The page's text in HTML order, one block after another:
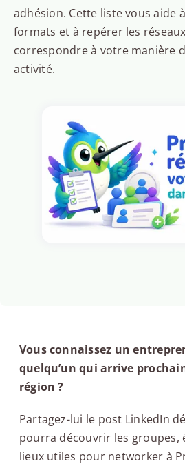
adhésion. Cette liste vous aide
formats et à repérer les
correspondre à votre manière
activité.
Vous connaissez un
quelqu’un qui arrive
région ?
Partagez-lui le post LinkedIn
pourra découvrir les groupes,
lieux utiles pour networker à